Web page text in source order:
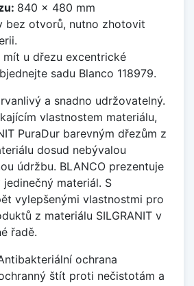
840 x 480 mm
bez otvorů, nutno zhotovit
mít u dřezu excentrické
sadu Blanco 118979.
a snadno udržovatelný.
vlastnostem materiálu,
PuraDur barevným dřezům z
dosud nebývalou
údržbu. BLANCO prezentuje
materiál. S
vylepšenými vlastnostmi pro
z materiálu SILGRANIT v
řadě.
ochrana
štít proti nečistotám a